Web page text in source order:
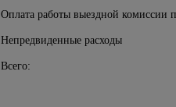
Оплата работы выездной комиссии
Непредвиденные расходы
Всего: